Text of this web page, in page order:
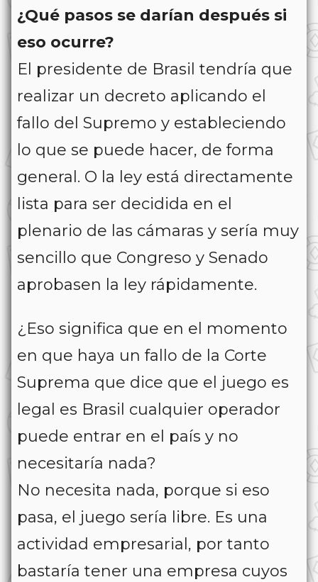
¿Qué pasos se darían después si
eso ocurre?
El presidente de Brasil tendría que
realizar un decreto aplicando el
fallo del Supremo y estableciendo
lo que se puede hacer, de forma
general. O la ley está directamente
lista para ser decidida en el
plenario de las cámaras y sería muy
sencillo que Congreso y Senado
aprobasen la ley rápidamente.
¿Eso significa que en el momento
en que haya un fallo de la Corte
Suprema que dice que el juego es
legal es Brasil cualquier operador
puede entrar en el país y no
necesitaría nada?
No necesita nada, porque si eso
pasa, el juego sería libre. Es una
actividad empresarial, por tanto
bastaría tener una empresa cuyos